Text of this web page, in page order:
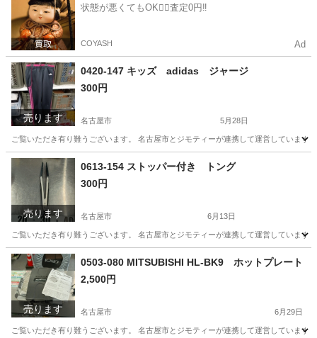
状態が悪くてもOK🙆‍♀️査定0円‼️
COYASH Ad
売ります
0420-147 キッズ adidas ジャージ
300円
名古屋市 5月28日
ご覧いただき有り難うございます。 名古屋市とジモティーが連携して運営してい
愛知 名古屋市 服/ファッション
売ります
0613-154 ストッパー付き トング
300円
名古屋市 6月13日
ご覧いただき有り難うございます。 名古屋市とジモティーが連携して運営してい
愛知 名古屋市
売ります
0503-080 MITSUBISHI HL-BK9 ホットプレート
2,500円
名古屋市 6月29日
ご覧いただき有り難うございます。 名古屋市とジモティーが連携して運営してい